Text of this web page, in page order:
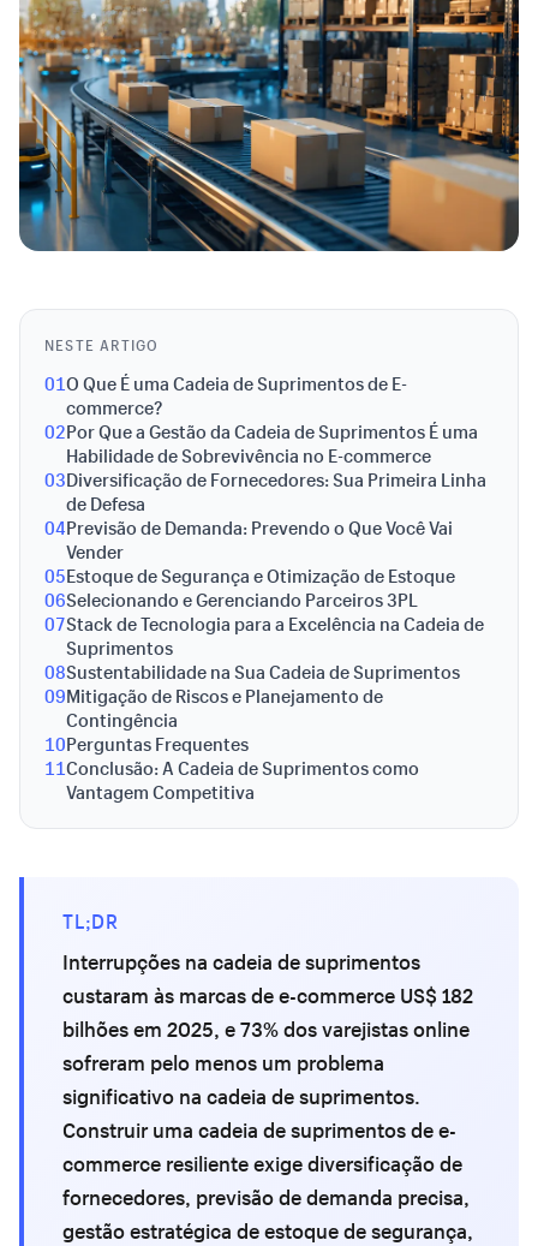
NESTE ARTIGO
01O Que É uma Cadeia de Suprimentos de E-
commerce?
02Por Que a Gestão da Cadeia de Suprimentos É uma
Habilidade de Sobrevivência no E-commerce
03Diversificação de Fornecedores: Sua Primeira Linha
de Defesa
04Previsão de Demanda: Prevendo o Que Você Vai
Vender
05Estoque de Segurança e Otimização de Estoque
06Selecionando e Gerenciando Parceiros 3PL
07Stack de Tecnologia para a Excelência na Cadeia de
Suprimentos
08Sustentabilidade na Sua Cadeia de Suprimentos
09Mitigação de Riscos e Planejamento de
Contingência
10Perguntas Frequentes
11Conclusão: A Cadeia de Suprimentos como
Vantagem Competitiva
TL;DR
Interrupções na cadeia de suprimentos
custaram às marcas de e-commerce US$ 182
bilhões em 2025, e 73% dos varejistas online
sofreram pelo menos um problema
significativo na cadeia de suprimentos.
Construir uma cadeia de suprimentos de e-
commerce resiliente exige diversificação de
fornecedores, previsão de demanda precisa,
gestão estratégica de estoque de segurança,